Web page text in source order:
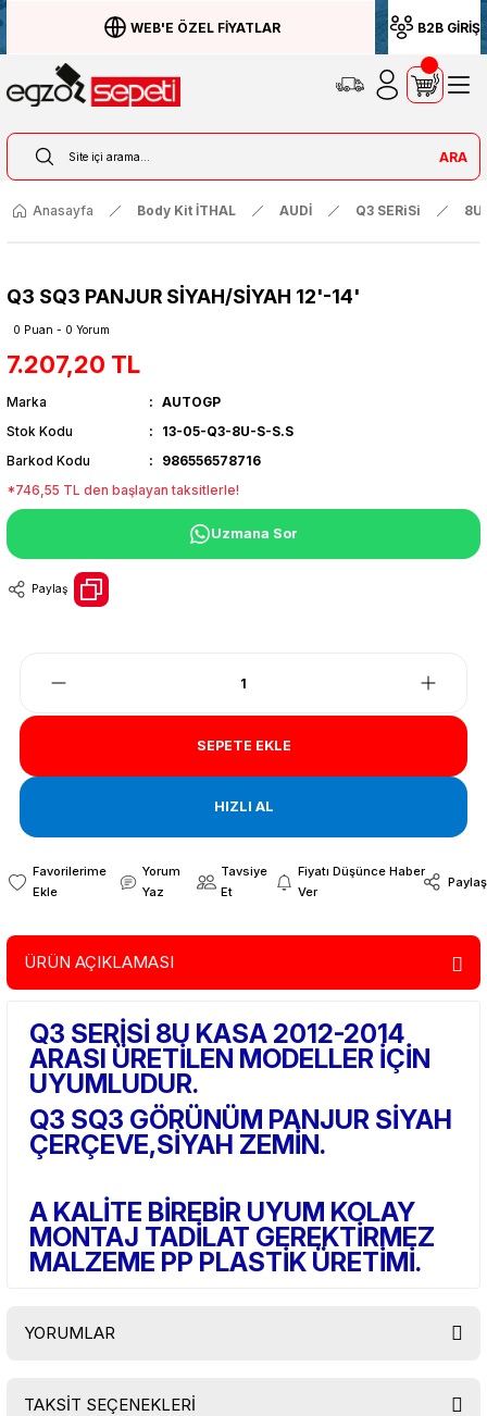
WEB'E ÖZEL FİYATLAR B2B GİRİŞ
ARA
Anasayfa Body Kit İTHAL AUDİ Q3 SERiSi 8U
Q3 SQ3 PANJUR SİYAH/SİYAH 12'-14'
0 Puan - 0 Yorum
7.207,20 TL
Marka
AUTOGP
Stok Kodu
13-05-Q3-8U-S-S.S
Barkod Kodu
986556578716
*746,55 TL den başlayan taksitlerle!
Uzmana Sor
Paylaş
SEPETE EKLE
HIZLI AL
Yorum
Yaz
Tavsiye
Et
Fiyatı Düşünce Haber
Ver
Paylaş
ÜRÜN AÇIKLAMASI
Q3 SERİSİ 8U KASA 2012-2014
ARASI ÜRETİLEN MODELLER İÇİN
UYUMLUDUR.
Q3 SQ3 GÖRÜNÜM PANJUR SİYAH
ÇERÇEVE,SİYAH ZEMİN.
A KALİTE BİREBİR UYUM KOLAY
MONTAJ TADİLAT GEREKTİRMEZ
MALZEME PP PLASTİK ÜRETİMİ.
YORUMLAR
TAKSİT SEÇENEKLERİ